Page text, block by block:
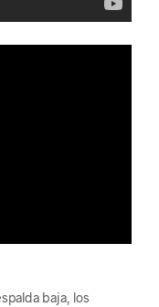
baja, los